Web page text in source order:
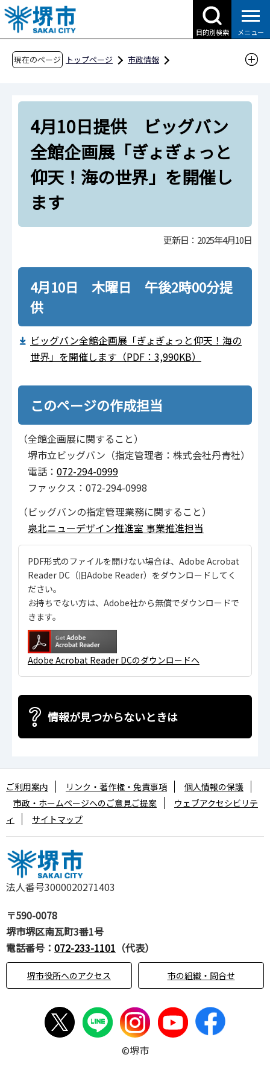
こ
の
ペ
目的別検索 メニュー
現在のページ トップページ
市政情報
報道提供資料
過去の報道提供資料
令和7年
令和7年4月
4月10日提供 ビッグバン全館企画展「ぎょぎ
ょっと仰天！海の世界」を開催します
4月10日提供 ビッグバン
全館企画展「ぎょぎょっと
仰天！海の世界」を開催し
ます
更新日：2025年4月10日
4月10日 木曜日 午後2時00分提
供
ビッグバン全館企画展「ぎょぎょっと仰天！海の
世界」を開催します（PDF：3,990KB）
このページの作成担当
（全館企画展に関すること）
堺市立ビッグバン（指定管理者：株式会社丹青社）
電話： 072-294-0999
ファックス：072-294-0998
（ビッグバンの指定管理業務に関すること）
泉北ニューデザイン推進室 事業推進担当
PDF形式のファイルを開けない場合は、Adobe Acrobat
Reader DC（旧Adobe Reader）をダウンロードしてく
ださい。
お持ちでない方は、Adobe社から無償でダウンロードで
きます。
Adobe Acrobat Reader DCのダウンロードへ
情報が見つからないときは
法人番号3000020271403
〒590-0078
堺市堺区南瓦町3番1号
電話番号： 072-233-1101 （代表）
堺市役所へのアクセス 市の組織・問合せ
ご利用案内 リンク・著作権・免責事項
個人情報の保護
市政・ホームページへのご意見ご提案
ウェブアクセシビリテ
ィ
サイトマップ
©堺市